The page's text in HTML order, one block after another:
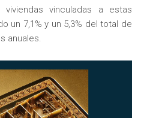
vinculadas a estas
un 7,1% y un 5,3% del total de
anuales.